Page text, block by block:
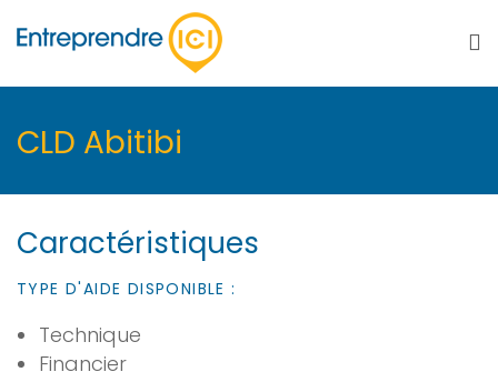
CLD Abitibi
Caractéristiques
TYPE D'AIDE DISPONIBLE :
Technique
Financier